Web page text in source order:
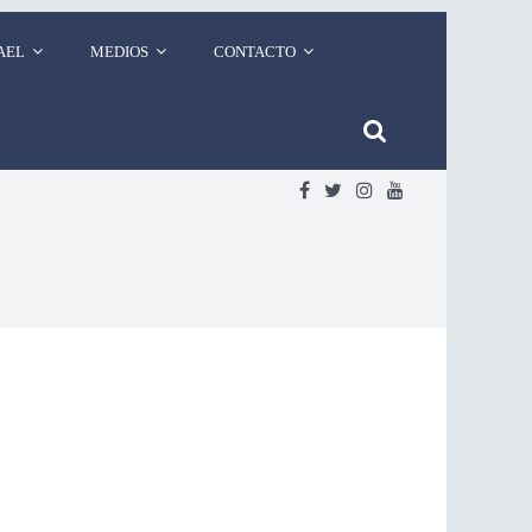
MEDIOS CONTACTO